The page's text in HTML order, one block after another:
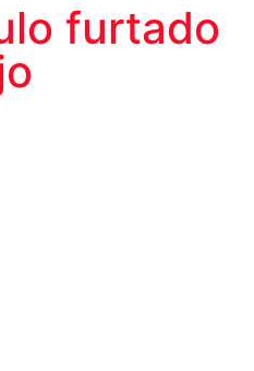
furtado